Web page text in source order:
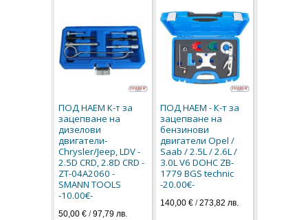
ПОД НАЕМ К-т за
зацепване на
дизелови
двигатели-
Chrysler/Jeep, LDV -
2.5D CRD, 2.8D CRD -
ZT-04A2060 -
SMANN TOOLS
-10.00€-
50,00 € /97,79 лв.
ПОД НАЕМ - К-т за
зацепване на
бензинови
двигатели Opel /
Saab / 2.5L / 2.6L /
3.0L V6 DOHC ZB-
1779 BGS technic
-20.00€-
140,00 €/273,82 лв.